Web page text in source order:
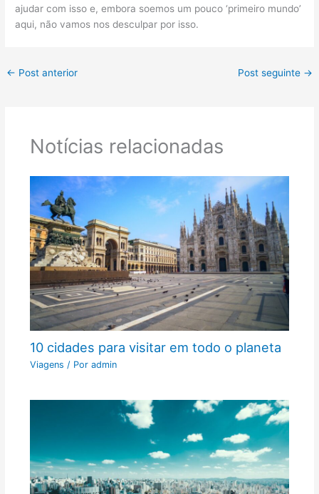
ajudar com isso e, embora soemos um pouco ‘primeiro mundo’
aqui, não vamos nos desculpar por isso.
← Post anterior Post seguinte →
Notícias relacionadas
10 cidades para visitar em todo o planeta
Viagens / Por admin